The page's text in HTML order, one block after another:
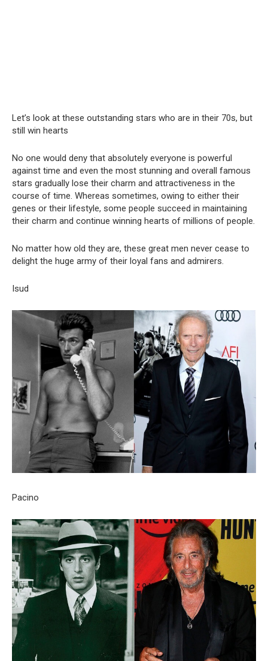
Let’s look at these outstanding stars who are in their 70s, but
still win hearts
No one would deny that absolutely everyone is powerful
against time and even the most stunning and overall famous
stars gradually lose their charm and attractiveness in the
course of time. Whereas sometimes, owing to either their
genes or their lifestyle, some people succeed in maintaining
their charm and continue winning hearts of millions of people.
No matter how old they are, these great men never cease to
delight the huge army of their loyal fans and admirers.
Isud
Pacino